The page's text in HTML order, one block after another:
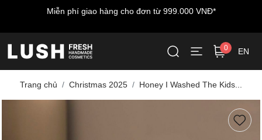
Miễn phí vận chuyển cho đơn hàng đầu tiên - nhập
0 EN
Trang chủ Christmas 2025 Honey I Washed The Kids...